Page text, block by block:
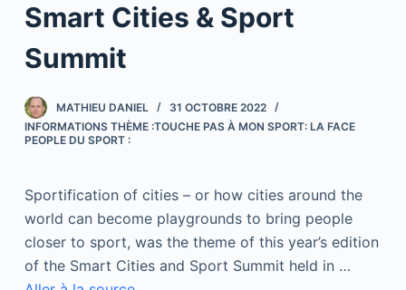
e
u
Smart Cities & Sport
Summit
MATHIEU DANIEL
31 OCTOBRE 2022
INFORMATIONS THÈME :TOUCHE PAS À MON SPORT: LA FACE
PEOPLE DU SPORT :
Sportification of cities – or how cities around the
world can become playgrounds to bring people
closer to sport, was the theme of this year’s edition
of the Smart Cities and Sport Summit held in …